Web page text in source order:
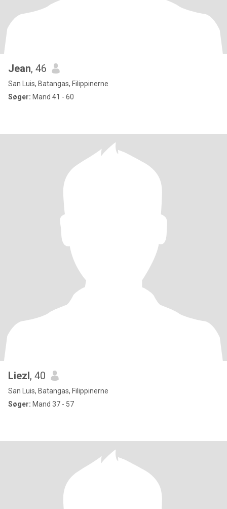
Jean, 46
San Luis, Batangas, Filippinerne
Søger: Mand 41 - 60
Liezl, 40
San Luis, Batangas, Filippinerne
Søger: Mand 37 - 57